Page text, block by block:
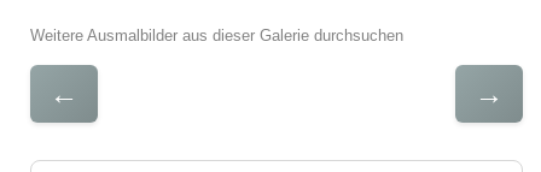
Weitere Ausmalbilder aus dieser Galerie durchsuchen
← →